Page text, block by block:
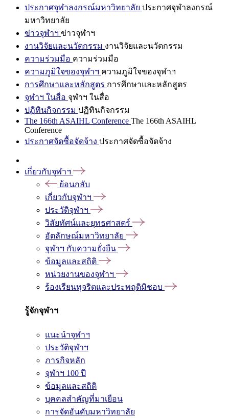
ประกาศจุฬาลงกรณ์มหาวิทยาลัย ประกาศจุฬาลงกรณ์
มหาวิทยาลัย
ข่าวจุฬาฯ ข่าวจุฬาฯ
งานวิจัยและนวัตกรรม งานวิจัยและนวัตกรรม
ความร่วมมือ ความร่วมมือ
ความภูมิใจของจุฬาฯ ความภูมิใจของจุฬาฯ
การศึกษาและหลักสูตร การศึกษาและหลักสูตร
จุฬาฯ ในสื่อ จุฬาฯ ในสื่อ
ปฏิทินกิจกรรม ปฏิทินกิจกรรม
The 166th ASAIHL Conference The 166th ASAIHL
Conference
ประกาศจัดซื้อจัดจ้าง ประกาศจัดซื้อจัดจ้าง
เกี่ยวกับจุฬาฯ
ย้อนกลับ
เกี่ยวกับจุฬาฯ
ประวัติจุฬาฯ
วิสัยทัศน์และยุทธศาสตร์
อัตลักษณ์มหาวิทยาลัย
จุฬาฯ กับความยั่งยืน
ข้อมูลและสถิติ
หน่วยงานของจุฬาฯ
ร้องเรียนทุจริตและประพฤติมิชอบ
รู้จักจุฬาฯ
แนะนำจุฬาฯ
ประวัติจุฬาฯ
ภารกิจหลัก
จุฬาฯ 100 ปี
ข้อมูลและสถิติ
บุคคลสำคัญที่มาเยือน
การจัดอันดับมหาวิทยาลัย